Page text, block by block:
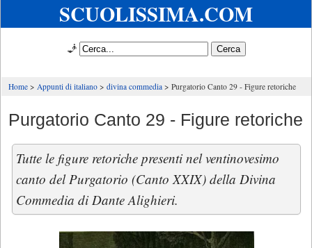
SCUOLISSIMA.COM
🧞
Home Appunti di italiano divina commedia Purgatorio Canto 29 - Figure retoriche
Purgatorio Canto 29 - Figure retoriche
Tutte le figure retoriche presenti nel ventinovesimo
canto del Purgatorio (Canto XXIX) della Divina
Commedia di Dante Alighieri.